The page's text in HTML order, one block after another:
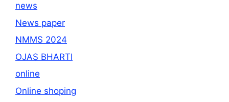
news
News paper
NMMS 2024
OJAS BHARTI
online
Online shoping